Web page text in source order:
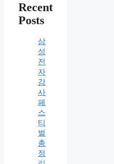
Recent
Posts
삼
성
전
자
감
사
페
스
티
벌
총
정